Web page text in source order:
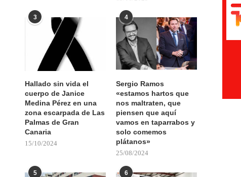
3
Hallado sin vida el
cuerpo de Janice
Medina Pérez en una
zona escarpada de Las
Palmas de Gran
Canaria
15/10/2024
4
Sergio Ramos
«estamos hartos que
nos maltraten, que
piensen que aquí
vamos en taparrabos y
solo comemos
plátanos»
25/08/2024
5 6